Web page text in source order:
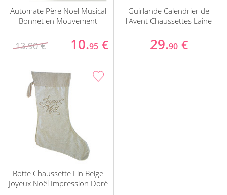
Automate Père Noël Musical
Bonnet en Mouvement
13.90 € 10.95 €
Guirlande Calendrier de
l'Avent Chaussettes Laine
29.90 €
Botte Chaussette Lin Beige
Joyeux Noël Impression Doré